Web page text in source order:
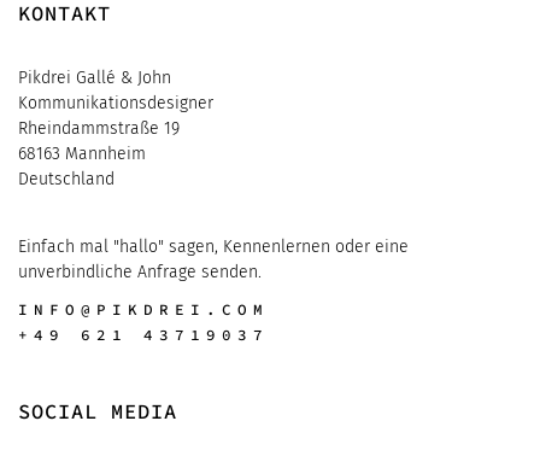
KONTAKT
Pikdrei Gallé & John
Kommunikationsdesigner
Rheindammstraße 19
68163 Mannheim
Deutschland
Einfach mal "hallo" sagen, Kennenlernen oder eine
unverbindliche Anfrage senden.
INFO@PIKDREI.COM
+49 621 43719037
SOCIAL MEDIA